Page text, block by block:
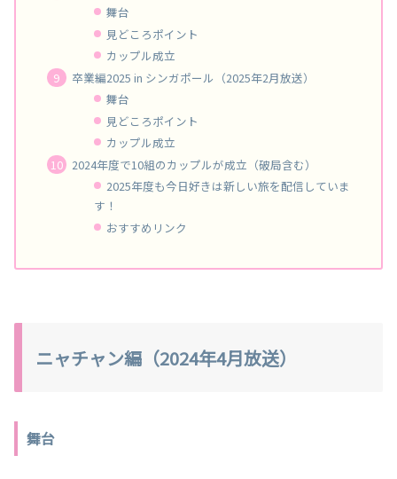
舞台
見どころポイント
カップル成立
卒業編2025 in シンガポール（2025年2月放送）
舞台
見どころポイント
カップル成立
2024年度で10組のカップルが成立（破局含む）
2025年度も今日好きは新しい旅を配信していま
す！
おすすめリンク
ニャチャン編（2024年4月放送）
舞台